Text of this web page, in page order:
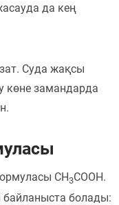
да кең
зат. Суда жақсы
көне замандарда
CH3COOH.
болады: